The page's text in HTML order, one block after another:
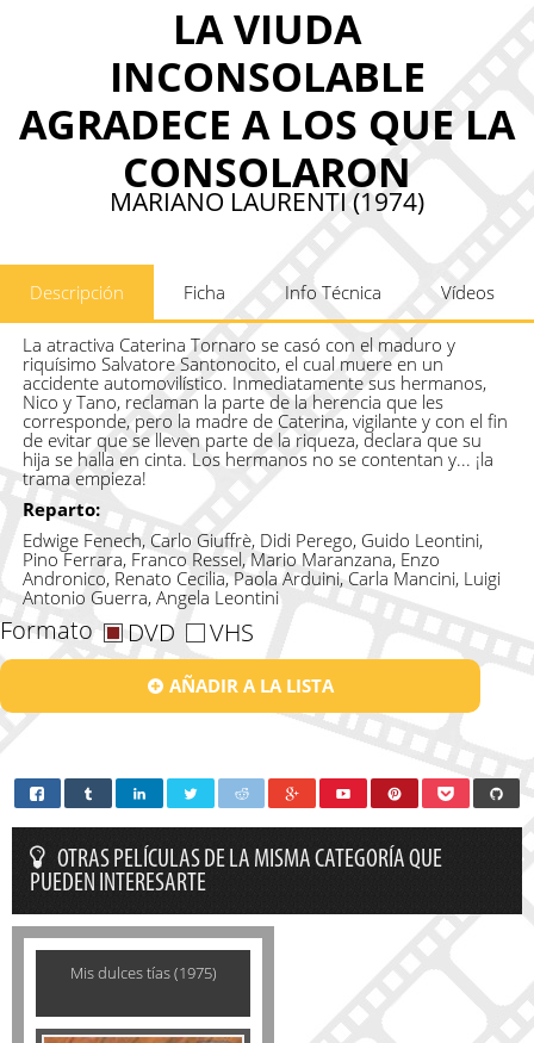
LA VIUDA
INCONSOLABLE
AGRADECE A LOS QUE LA
CONSOLARON
MARIANO LAURENTI (1974)
Descripción Ficha Info Técnica Vídeos
La atractiva Caterina Tornaro se casó con el maduro y
riquísimo Salvatore Santonocito, el cual muere en un
accidente automovilístico. Inmediatamente sus hermanos,
Nico y Tano, reclaman la parte de la herencia que les
corresponde, pero la madre de Caterina, vigilante y con el fin
de evitar que se lleven parte de la riqueza, declara que su
hija se halla en cinta. Los hermanos no se contentan y... ¡la
trama empieza!
Reparto:
Edwige Fenech, Carlo Giuffrè, Didi Perego, Guido Leontini,
Pino Ferrara, Franco Ressel, Mario Maranzana, Enzo
Andronico, Renato Cecilia, Paola Arduini, Carla Mancini, Luigi
Antonio Guerra, Angela Leontini
Formato DVD VHS
AÑADIR A LA LISTA
OTRAS PELÍCULAS DE LA MISMA CATEGORÍA QUE
PUEDEN INTERESARTE
Mis dulces tías (1975)